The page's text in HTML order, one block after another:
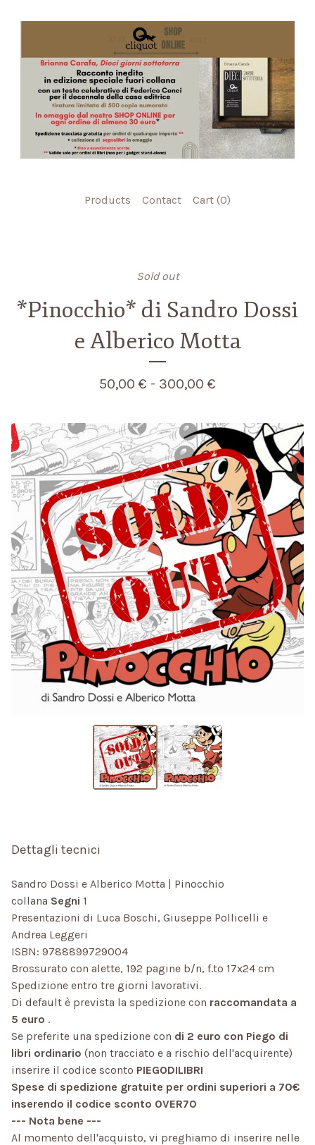
Products Contact Cart (0)
Sold out
*Pinocchio* di Sandro Dossi
e Alberico Motta
50,00 € - 300,00 €
Dettagli tecnici
Sandro Dossi e Alberico Motta | Pinocchio
collana Segni 1
Presentazioni di Luca Boschi, Giuseppe Pollicelli e
Andrea Leggeri
ISBN: 9788899729004
Brossurato con alette, 192 pagine b/n, f.to 17x24 cm
Spedizione entro tre giorni lavorativi.
Di default è prevista la spedizione con raccomandata a
5 euro .
Se preferite una spedizione con di 2 euro con Piego di
libri ordinario (non tracciato e a rischio dell'acquirente)
inserire il codice sconto PIEGODILIBRI
Spese di spedizione gratuite per ordini superiori a 70€
inserendo il codice sconto OVER70
--- Nota bene ---
Al momento dell'acquisto, vi preghiamo di inserire nelle